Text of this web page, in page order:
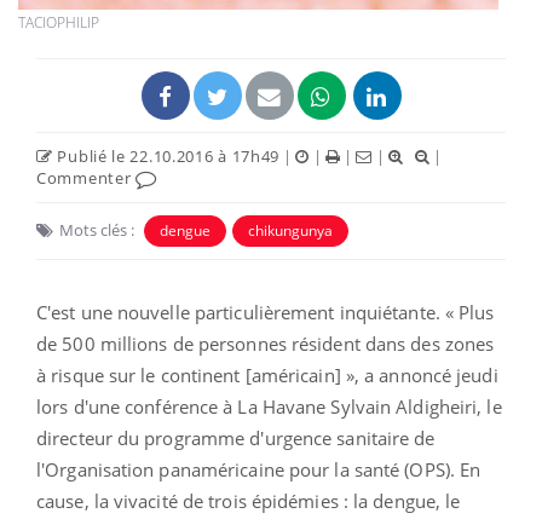
TACIOPHILIP
Publié le 22.10.2016 à 17h49 | | | |
|
Commenter
Mots clés : dengue chikungunya
C'est une nouvelle particulièrement inquiétante. « Plus
de 500 millions de personnes résident dans des zones
à risque sur le continent [américain] », a annoncé jeudi
lors d'une conférence à La Havane Sylvain Aldigheiri, le
directeur du programme d'urgence sanitaire de
l'Organisation panaméricaine pour la santé (OPS). En
cause, la vivacité de trois épidémies : la dengue, le